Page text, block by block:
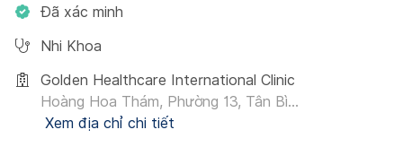
Đã xác minh
Nhi Khoa
Golden Healthcare International Clinic
Hoàng Hoa Thám, Phường 13, Tân Bì...
Xem địa chỉ chi tiết